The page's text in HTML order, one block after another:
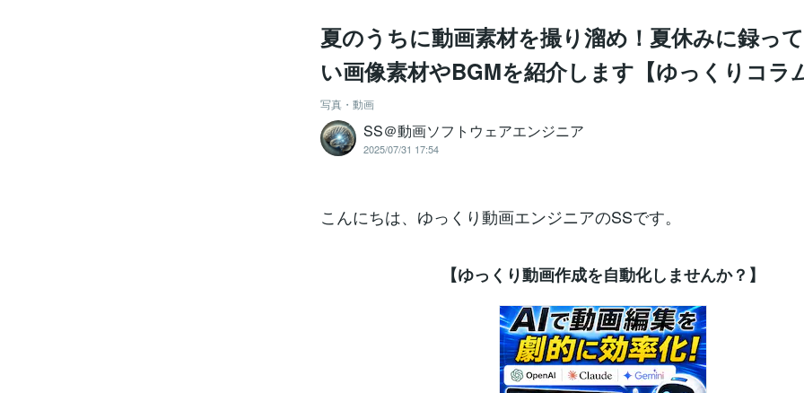
夏のうちに動画素材を撮り溜め！夏休みに録っ
い画像素材やBGMを紹介します【ゆっくりコラ
写真・動画
SS＠動画ソフトウェアエンジニア
2025/07/31 17:54
こんにちは、ゆっくり動画エンジニアのSSです。
【ゆっくり動画作成を自動化しませんか？】